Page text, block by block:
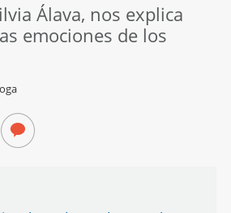
Álava, nos explica
emociones de los